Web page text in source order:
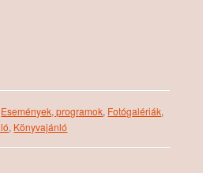
Események, programok, Fotógalériák,
, Könyvajánló